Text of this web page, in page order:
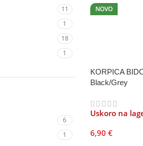
11
1
18
1
6
1
NOVO
KORPICA
Black/Grey
Uskoro na
6,90 €